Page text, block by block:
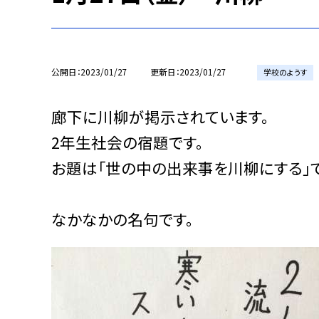
公開日 2023/01/27 更新日 2023/01/27 学校のようす
廊下に川柳が掲示されています。
2年生社会の宿題です。
お題は「世の中の出来事を川柳にする」
なかなかの名句です。